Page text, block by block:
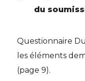
du
Questionnaire
les éléments
(page 9).